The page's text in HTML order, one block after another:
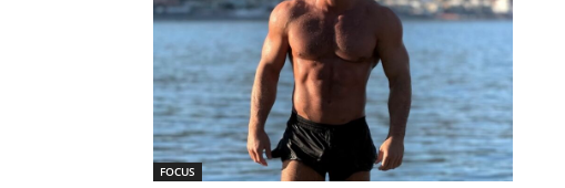
FOCUS